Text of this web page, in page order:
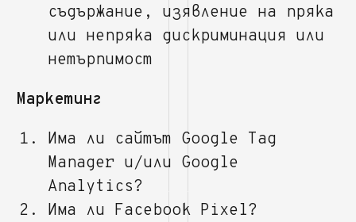
съдържание, изявление на пряка
или непряка дискриминация или
нетърпимост
Маркетинг
Има ли сайтът Google Tag
Manager и/или Google
Analytics?
Има ли Facebook Pixel?